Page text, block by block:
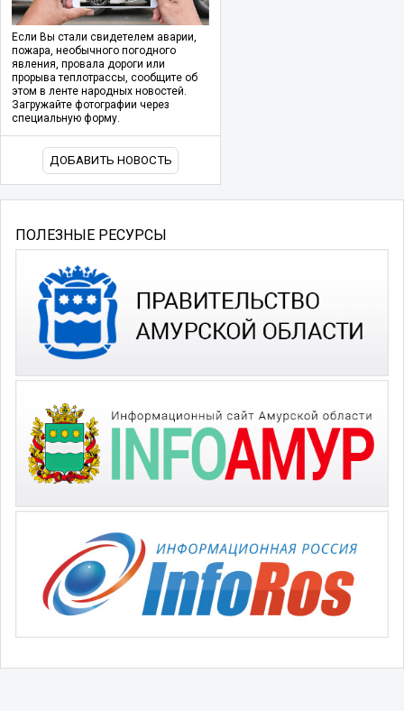
Если Вы стали свидетелем аварии,
пожара, необычного погодного
явления, провала дороги или
прорыва теплотрассы, сообщите об
этом в ленте народных новостей.
Загружайте фотографии через
специальную форму.
ДОБАВИТЬ НОВОСТЬ
ПОЛЕЗНЫЕ РЕСУРСЫ